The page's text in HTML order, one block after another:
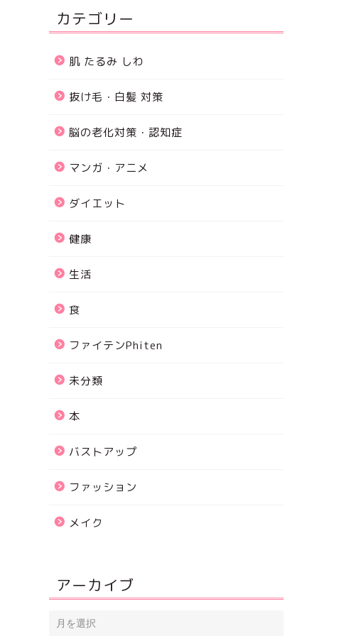
カテゴリー
肌 たるみ しわ
抜け毛・白髪 対策
脳の老化対策・認知症
マンガ・アニメ
ダイエット
健康
生活
食
ファイテンPhiten
未分類
本
バストアップ
ファッション
メイク
アーカイブ